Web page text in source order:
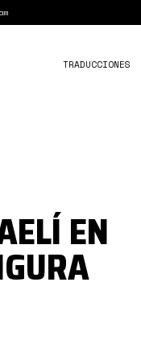
TRADUCCIONES
EN